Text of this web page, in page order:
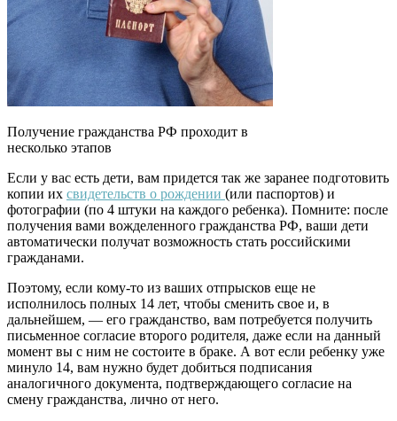
Получение гражданства РФ проходит в
несколько этапов
Если у вас есть дети, вам придется так же заранее подготовить
копии их свидетельств о рождении (или паспортов) и
фотографии (по 4 штуки на каждого ребенка). Помните: после
получения вами вожделенного гражданства РФ, ваши дети
автоматически получат возможность стать российскими
гражданами.
Поэтому, если кому-то из ваших отпрысков еще не
исполнилось полных 14 лет, чтобы сменить свое и, в
дальнейшем, — его гражданство, вам потребуется получить
письменное согласие второго родителя, даже если на данный
момент вы с ним не состоите в браке. А вот если ребенку уже
минуло 14, вам нужно будет добиться подписания
аналогичного документа, подтверждающего согласие на
смену гражданства, лично от него.